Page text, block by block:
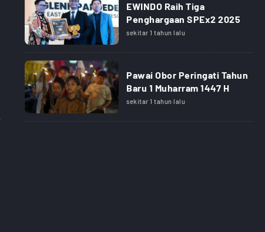
EWINDO Raih Tiga
Penghargaan SPEx2 2025
sekitar 1 tahun lalu
Pawai Obor Peringati Tahun
Baru 1 Muharram 1447 H
sekitar 1 tahun lalu